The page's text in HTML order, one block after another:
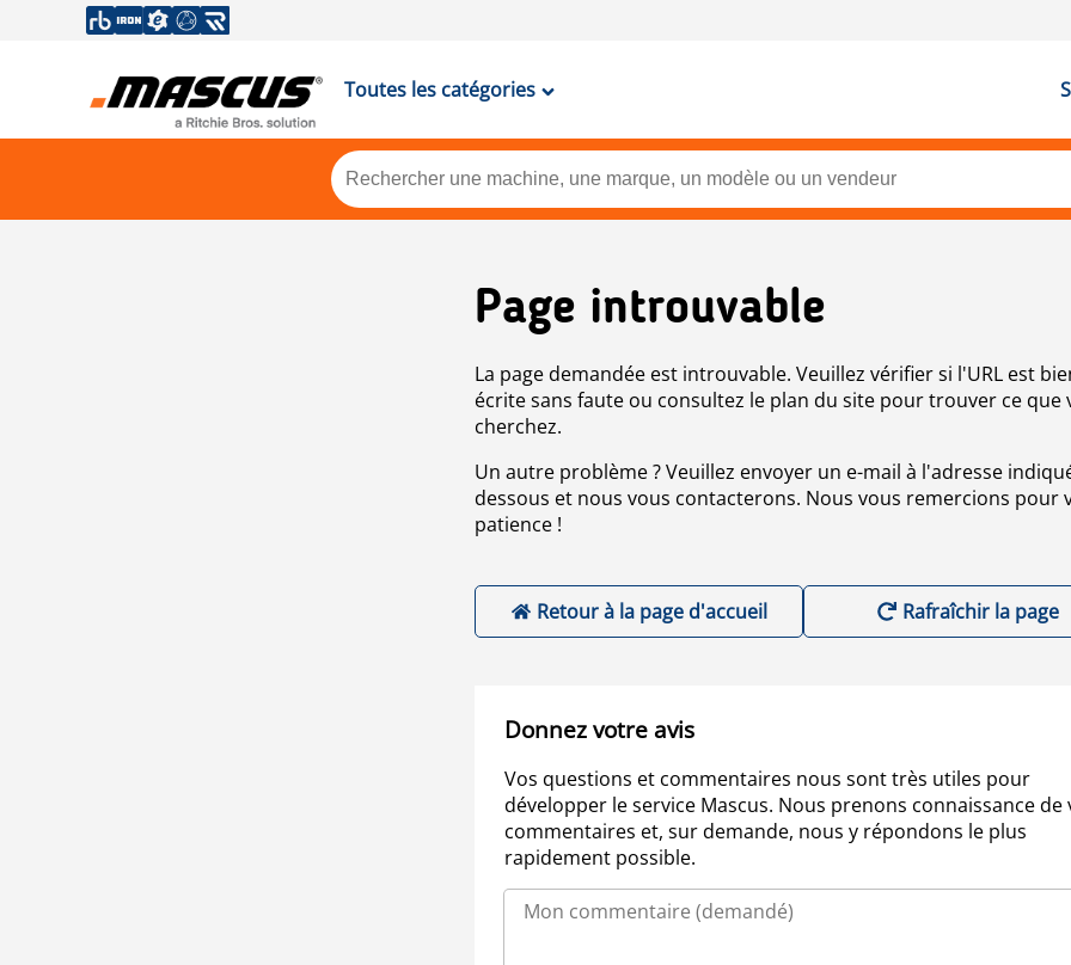
Toutes les catégories
Page introuvable
La page demandée est introuvable. Veuillez vérifier si l'URL est
écrite sans faute ou consultez le plan du site pour trouver ce que
cherchez.
Un autre problème ? Veuillez envoyer un e-mail à l'adresse
dessous et nous vous contacterons. Nous vous remercions pour
patience !
Retour à la page d'accueil Rafraîchir la page
Donnez votre avis
Vos questions et commentaires nous sont très utiles pour
développer le service Mascus. Nous prenons connaissance de
commentaires et, sur demande, nous y répondons le plus
rapidement possible.